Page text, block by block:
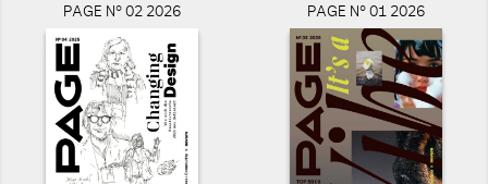
PAGE N° 02 2026 PAGE N° 01 2026